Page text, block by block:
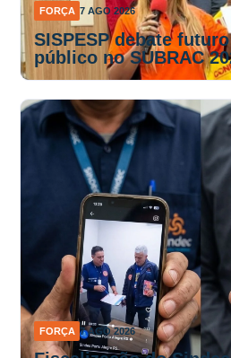
FORÇA 7 AGO 2026
SISPESP debate
público no SUBRAC
FORÇA 7 AGO 2026